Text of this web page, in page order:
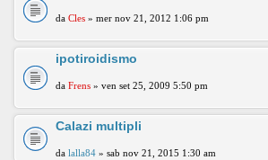
da Cles » mer nov 21, 2012 1:06 pm
ipotiroidismo
da Frens » ven set 25, 2009 5:50 pm
Calazi multipli
da lalla84 » sab nov 21, 2015 1:30 am